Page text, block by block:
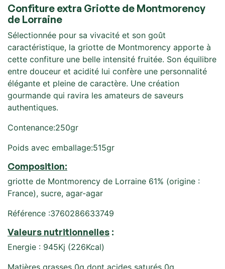
Confiture extra Griotte de Montmorency
de Lorraine
Sélectionnée pour sa vivacité et son goût
caractéristique, la griotte de Montmorency apporte à
cette confiture une belle intensité fruitée. Son équilibre
entre douceur et acidité lui confère une personnalité
élégante et pleine de caractère. Une création
gourmande qui ravira les amateurs de saveurs
authentiques.
Contenance:250gr
Poids avec emballage:515gr
Composition:
griotte de Montmorency de Lorraine 61% (origine :
France), sucre, agar-agar
Référence :3760286633749
Valeurs nutritionnelles :
Energie : 945Kj (226Kcal)
Matières grasses 0g dont acides saturés 0g